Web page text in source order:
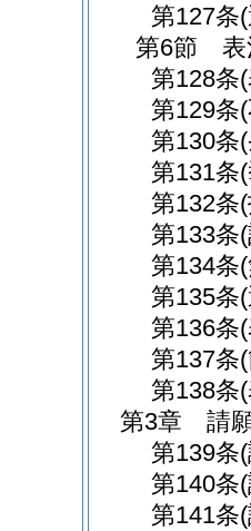
第127条
第6節
第128条
第129条
第130条
第131条
第132条
第133条
第134条
第135条
第136条
第137条
第138条
第3章
請
第139条
第140条
第141条